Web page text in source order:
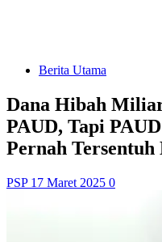
Berita Utama
Dana Hibah
PAUD, Tapi
Pernah
PSP 17 Maret 2025 0